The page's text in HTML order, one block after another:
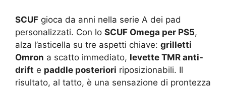
SCUF gioca da anni nella serie A dei pad
personalizzati. Con lo SCUF Omega per PS5,
alza l’asticella su tre aspetti chiave: grilletti
Omron a scatto immediato, levette TMR anti-
drift e paddle posteriori riposizionabili. Il
risultato, al tatto, è una sensazione di prontezza